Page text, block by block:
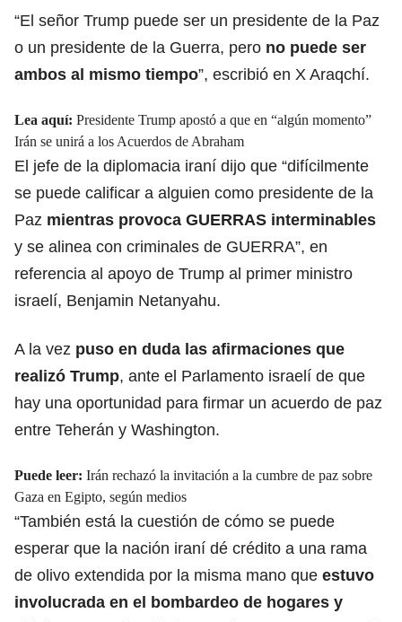
“El señor Trump puede ser un presidente de la Paz
o un presidente de la Guerra, pero no puede ser
ambos al mismo tiempo”, escribió en X Araqchí.
Lea aquí: Presidente Trump apostó a que en “algún momento”
Irán se unirá a los Acuerdos de Abraham
El jefe de la diplomacia iraní dijo que “difícilmente
se puede calificar a alguien como presidente de la
Paz mientras provoca GUERRAS interminables
y se alinea con criminales de GUERRA”, en
referencia al apoyo de Trump al primer ministro
israelí, Benjamin Netanyahu.
A la vez puso en duda las afirmaciones que
realizó Trump, ante el Parlamento israelí de que
hay una oportunidad para firmar un acuerdo de paz
entre Teherán y Washington.
Puede leer: Irán rechazó la invitación a la cumbre de paz sobre
Gaza en Egipto, según medios
“También está la cuestión de cómo se puede
esperar que la nación iraní dé crédito a una rama
de olivo extendida por la misma mano que estuvo
involucrada en el bombardeo de hogares y